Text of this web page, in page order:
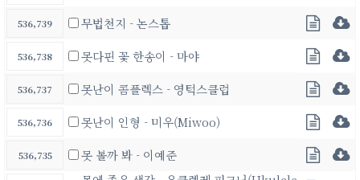
536,739 무법천지 - 논스톱
536,738 못다핀 꽃 한송이 - 마야
536,737 못난이 콤플렉스 - 영턱스클럽
536,736 못난이 인형 - 미우(Miwoo)
536,735 못 볼까 봐 - 이예준